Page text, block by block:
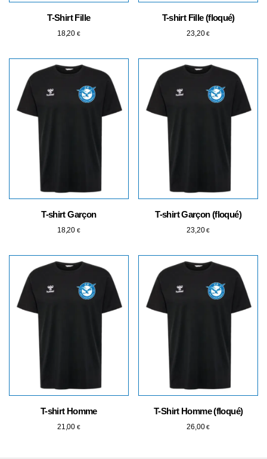
T-Shirt Fille
18,20 €
T-shirt Fille (floqué)
23,20€
T-shirt Garçon
18,20 €
T-shirt Garçon (floqué)
23,20€
T-shirt Homme
21,00 €
T-Shirt Homme (floqué)
26,00€